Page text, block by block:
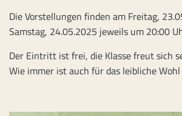
Die Vorstellungen finden am Freitag,
Samstag, 24.05.2025 jeweils um 20:00
Der Eintritt ist frei, die Klasse freut sich
Wie immer ist auch für das leibliche